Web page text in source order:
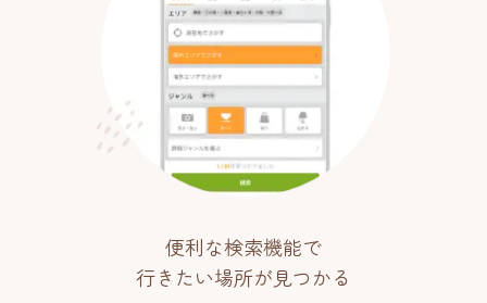
便利な検索機能で
行きたい場所が見つかる